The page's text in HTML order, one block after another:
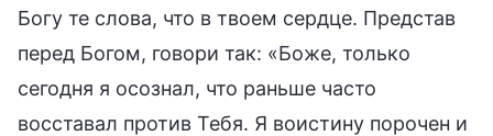
Богу те слова, что в твоем сердце. Представ
перед Богом, говори так: «Боже, только
сегодня я осознал, что раньше часто
восставал против Тебя. Я воистину порочен и